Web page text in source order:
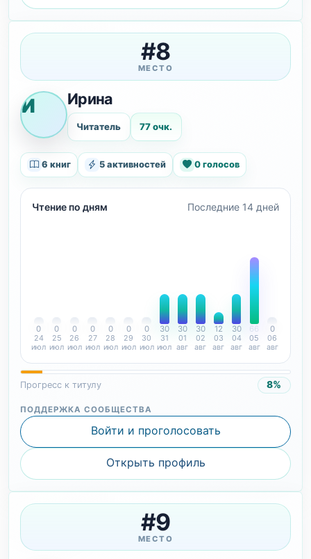
#8
МЕСТО
И Ирина
Читатель 77 очк.
6 книг 5 активностей 0 голосов
Чтение по дням Последние 14 дней
0
24
июл
0
25
июл
0
26
июл
0
27
июл
0
28
июл
0
29
июл
0
30
июл
30
31
июл
30
01
авг
30
02
авг
12
03
авг
30
04
авг
66
05
авг
0
06
авг
Прогресс к титулу 8%
ПОДДЕРЖКА СООБЩЕСТВА
Войти и проголосовать
Открыть профиль
#9
МЕСТО